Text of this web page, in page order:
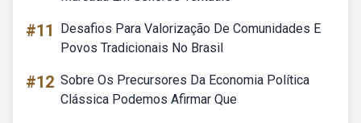
#11
Desafios Para Valorização De Comunidades E
Povos Tradicionais No Brasil
#12 Sobre Os Precursores Da Economia Política
Clássica Podemos Afirmar Que